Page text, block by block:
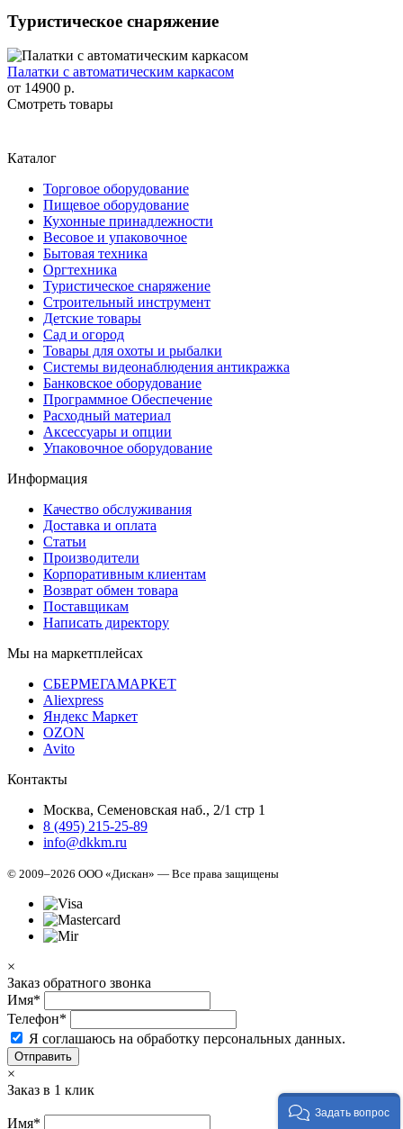
Туристическое снаряжение
Палатки с автоматическим каркасом
от 14900 р.
Смотреть товары
Каталог
Торговое оборудование
Пищевое оборудование
Кухонные принадлежности
Весовое и упаковочное
Бытовая техника
Оргтехника
Туристическое снаряжение
Строительный инструмент
Детские товары
Сад и огород
Товары для охоты и рыбалки
Системы видеонаблюдения антикражка
Банковское оборудование
Программное Обеспечение
Расходный материал
Аксессуары и опции
Упаковочное оборудование
Информация
Качество обслуживания
Доставка и оплата
Статьи
Производители
Корпоративным клиентам
Возврат обмен товара
Поставщикам
Написать директору
Мы на маркетплейсах
СБЕРМЕГАМАРКЕТ
Aliexpress
Яндекс Маркет
OZON
Avito
Контакты
Москва, Семеновская наб., 2/1 стр 1
8 (495) 215-25-89
info@dkkm.ru
© 2009–2026 ООО «Дискан» — Все права защищены
×
Заказ обратного звонка
Имя*
Телефон*
Я соглашаюсь на обработку персональных данных.
Отправить
×
Заказ в 1 клик
Имя*
Задать вопрос